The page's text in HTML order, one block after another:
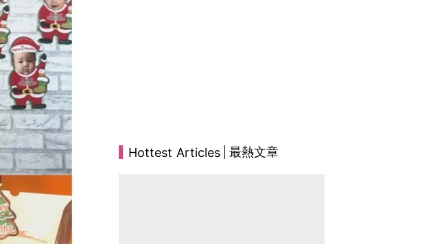
Hottest Articles 最熱文章